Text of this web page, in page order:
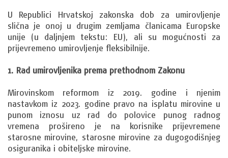
U Republici Hrvatskoj zakonska dob za umirovljenje
slična je onoj u drugim zemljama članicama Europske
unije (u daljnjem tekstu: EU), ali su mogućnosti za
prijevremeno umirovljenje fleksibilnije.
1. Rad umirovljenika prema prethodnom Zakonu
Mirovinskom reformom iz 2019. godine i njenim
nastavkom iz 2023. godine pravo na isplatu mirovine u
punom iznosu uz rad do polovice punog radnog
vremena prošireno je na korisnike prijevremene
starosne mirovine, starosne mirovine za dugogodišnjeg
osiguranika i obiteljske mirovine.